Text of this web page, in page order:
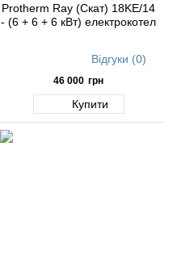
Protherm Ray (Скат) 18KE/14
- (6 + 6 + 6 кВт) електрокотел
Відгуки (0)
46 000 грн
Купити